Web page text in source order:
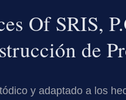
Of SRIS,
de
y adaptado a los